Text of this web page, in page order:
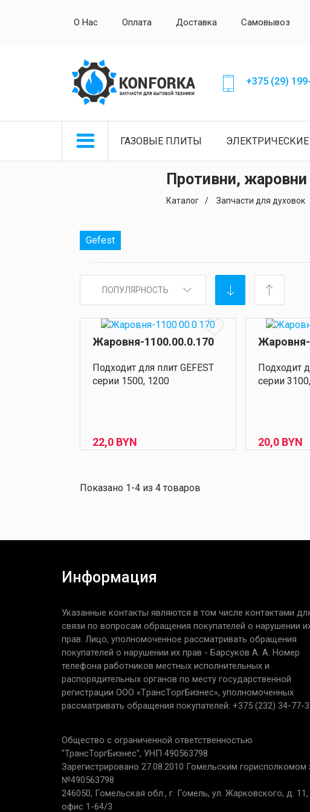
О Нас Оплата Доставка Самовывоз
+375 (29)
ГАЗОВЫЕ ПЛИТЫ
Противни,
Каталог Запчасти для духовок
Gefest
ПОПУЛЯРНОСТЬ
Жаровня-1100.00.0.170
Подходит для плит GEFEST
серии 1500, 1200
22,0 BYN
Жаровня-
Подходит
серии
20,0 BYN
Показано 1-4 из 4 товаров
Информация
Указанные контакты являются в том числе контактами
связи по вопросам обращения покупателей о нарушении
прав. Лицо, уполномоченное рассматривать обращения
покупателей о нарушении их прав - Барсуков А. А. Номер
телефона работников местных исполнительных и
распорядительных органов по месту государственной
регистрации ООО «TрaнcТopгБизнec», уполномоченных
рассматривать обращения покупателей: +375 (232) 34-77-
Общество с ограниченной ответственностью
"ТрансТоргБизнес", УНП 490563798
Зарегистрировано 27.08.2010 Гомельским горисполкомом
№490563798
246050, Гомельская обл., г. Гомель, ул. Жарковского, д. 11,
офис 1-64/3